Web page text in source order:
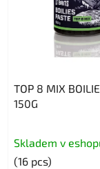
TOP 8 MIX
150G
Skladem v
(16 pcs)